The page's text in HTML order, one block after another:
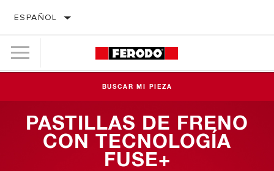
ESPAÑOL
BUSCAR MI PIEZA
PASTILLAS DE FRENO
CON TECNOLOGÍA
FUSE+